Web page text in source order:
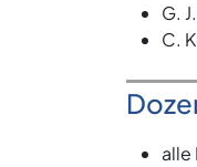
G.
C.
alle